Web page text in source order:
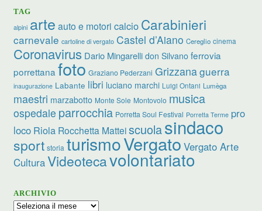
TAG
alpini arte auto e motori calcio Carabinieri
carnevale cartoline di vergato Castel d’Aiano Cereglio cinema
Coronavirus Dario Mingarelli don Silvano ferrovia
porrettana foto Graziano Pederzani Grizzanaguerra
inaugurazione Labante libri luciano marchi Luigi Ontani Lumèga
maestri marzabotto Monte Sole Montovolo musica
ospedale parrocchia Porretta Soul Festival Porretta Terme pro
loco Riola Rocchetta Matteiscuolasindaco
sport storia turismoVergato Vergato Arte
CulturaVideotecavolontariato
ARCHIVIO
Archivio